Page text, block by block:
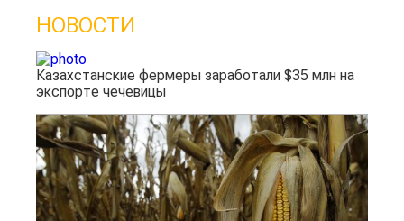
НОВОСТИ
Казахстанские фермеры заработали $35 млн на
экспорте чечевицы